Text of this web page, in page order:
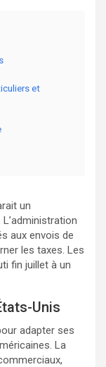
et
un
aux envois de
les taxes. Les
fin juillet à un
Unis
adapter ses
La